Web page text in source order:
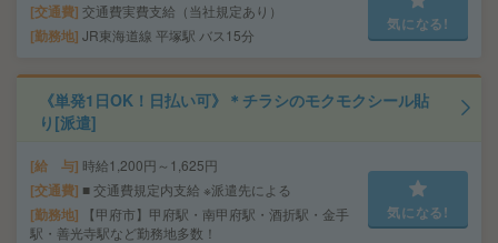
交通費 交通費実費支給（当社規定あり）
勤務地 JR東海道線 平塚駅 バス15分
気になる!
《単発1日OK！日払い可》＊チラシのモクモクシール貼
り[派遣]
給 与 時給1,200円～1,625円
交通費 ■ 交通費規定内支給 ※派遣先による
勤務地
【甲府市】甲府駅・南甲府駅・酒折駅・金手
駅・善光寺駅など勤務地多数！
気になる!